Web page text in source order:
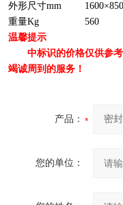
外形尺寸mm
重量Kg
560
温馨提示
中标识的价格仅供参
竭诚周到的服务！
产品：
您的单位：